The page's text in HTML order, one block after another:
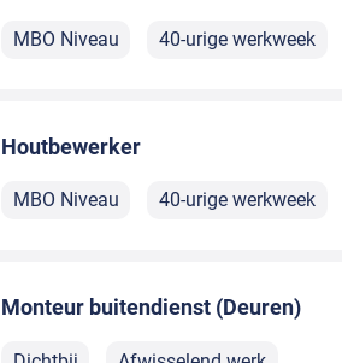
MBO Niveau 40-urige werkweek
Houtbewerker
MBO Niveau 40-urige werkweek
Monteur buitendienst (Deuren)